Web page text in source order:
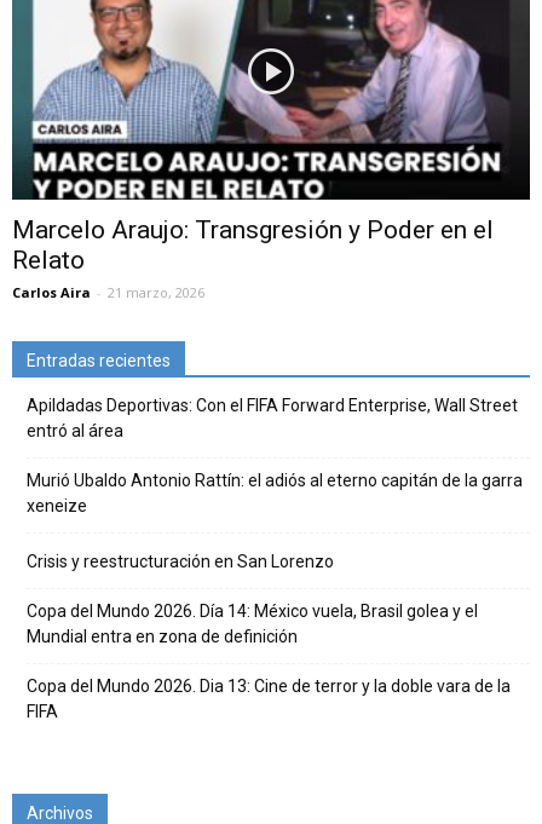
Marcelo Araujo: Transgresión y Poder en el
Relato
Carlos Aira - 21 marzo, 2026
Entradas recientes
Apildadas Deportivas: Con el FIFA Forward Enterprise, Wall Street
entró al área
Murió Ubaldo Antonio Rattín: el adiós al eterno capitán de la garra
xeneize
Crisis y reestructuración en San Lorenzo
Copa del Mundo 2026. Día 14: México vuela, Brasil golea y el
Mundial entra en zona de definición
Copa del Mundo 2026. Dia 13: Cine de terror y la doble vara de la
FIFA
Archivos